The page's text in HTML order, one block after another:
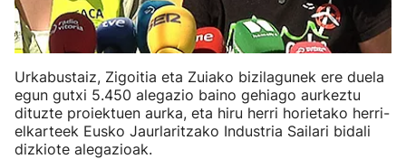
Urkabustaiz, Zigoitia eta Zuiako bizilagunek ere duela
egun gutxi 5.450 alegazio baino gehiago aurkeztu
dituzte proiektuen aurka, eta hiru herri horietako herri-
elkarteek Eusko Jaurlaritzako Industria Sailari bidali
dizkiote alegazioak.